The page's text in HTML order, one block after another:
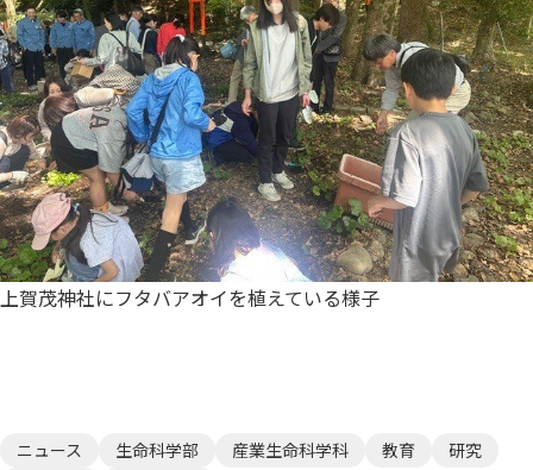
上賀茂神社にフタバアオイを植えている様子
ニュース 生命科学部 産業生命科学科 教育
研究